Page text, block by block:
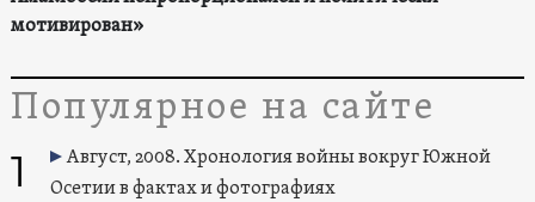
мотивирован»
Популярное на сайте
1
Август, 2008. Хронология войны вокруг Южной
Осетии в фактах и фотографиях